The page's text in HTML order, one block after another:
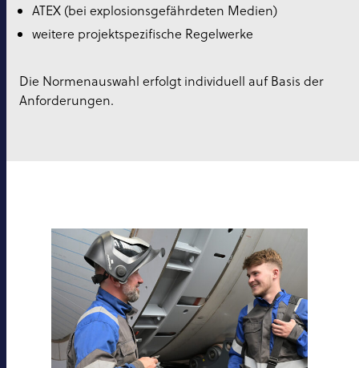
ATEX (bei explosionsgefährdeten Medien)
weitere projektspezifische Regelwerke
Die Normenauswahl erfolgt individuell auf Basis der
Anforderungen.